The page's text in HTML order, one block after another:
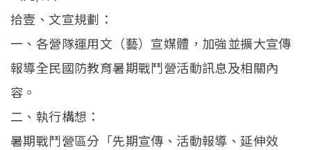
拾壹、文宣規劃：
一、各營隊運用文（藝）宣媒體，加強並擴大宣傳
報導全民國防教育暑期戰鬥營活動訊息及相關內
容。
二、執行構想：
暑期戰鬥營區分「先期宣傳、活動報導、延伸效